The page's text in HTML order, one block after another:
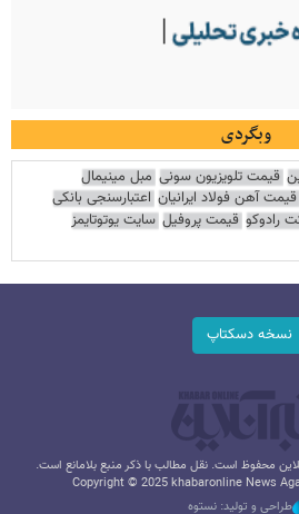
وبگردی
قیمت تلویزیون سونی مبل مینیمال
قیمت آهن فولاد ایرانیان اعتبارسنجی بانکی
رادوکو قیمت پروفیل سایت یوتوتایمز
نسخه دسکتاپ
محفوظ است. نقل مطالب با ذکر منبع بلامانع است.
Copyright © 2025 khabaronline News
طراحی و تولید: نستوه